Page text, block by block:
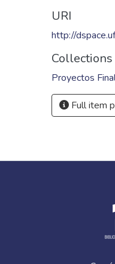
URI
http://
Collections
Proyectos
Full item